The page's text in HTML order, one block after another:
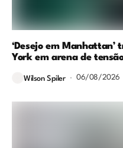
‘Desejo em
York em arena de
Wilson Spiler 06/08/2026